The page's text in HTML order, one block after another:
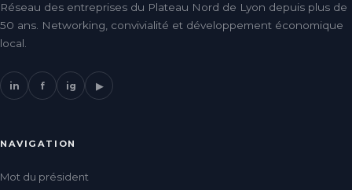
Réseau des entreprises du Plateau Nord de Lyon depuis plus de
50 ans. Networking, convivialité et développement économique
local.
in f ig ▶
NAVIGATION
Mot du président